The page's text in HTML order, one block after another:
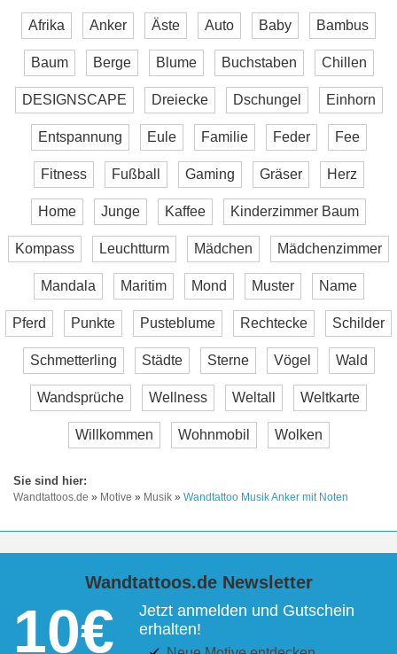
Afrika Anker Äste Auto Baby Bambus
Baum Berge Blume Buchstaben Chillen
DESIGNSCAPE Dreiecke Dschungel Einhorn
Entspannung Eule Familie Feder Fee
Fitness Fußball Gaming Gräser Herz
Home Junge Kaffee Kinderzimmer Baum
Kompass Leuchtturm Mädchen Mädchenzimmer
Mandala Maritim Mond Muster Name
Pferd Punkte Pusteblume Rechtecke Schilder
Schmetterling Städte Sterne Vögel Wald
Wandsprüche Wellness Weltall Weltkarte
Willkommen Wohnmobil Wolken
Wandtattoos.de » Motive » Musik » Wandtattoo Musik Anker mit Noten
Wandtattoos.de Newsletter
10€
Jetzt anmelden und Gutschein
erhalten!